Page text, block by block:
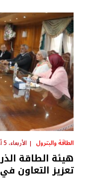
الطاقة والبترول الأربعاء، 5 أغسطس 2026 - 2:03 م
هيئة الطاقة
تعزيز التعاون